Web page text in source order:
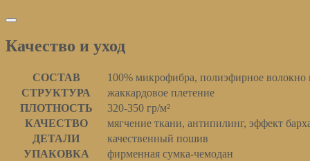
Качество и уход
СОСТАВ
100% микрофибра, полиэфирное волокно
СТРУКТУРА
жаккардовое плетение
ПЛОТНОСТЬ
320-350 гр/м²
КАЧЕСТВО
мягчение ткани, антипилинг, эффект
ДЕТАЛИ
качественный пошив
УПАКОВКА
фирменная сумка-чемодан